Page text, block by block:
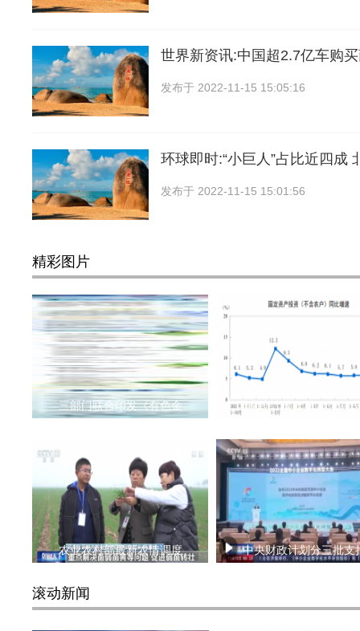
世界新资讯:中国超2.7亿车购
发布于 2022-11-15 15:05:16
环球即时:“小巨人”占比近四成
发布于 2022-11-15 15:01:56
精彩图片
三部门联合印发《有色金 国家统计局：前10个月
农业农村部最新农情调度 中央财政计划分三批支
滚动新闻